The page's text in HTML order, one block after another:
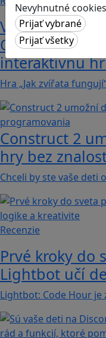
Nevyhnutné
Vzdelávacie
Objavujte svet
interaktívnu
Hra „Jak zvířata
Construct 2
hry bez
Chceli by ste vaše
Recenzie
Prvé kroky do
Lightbot učí
Lightbot: Code Hour je